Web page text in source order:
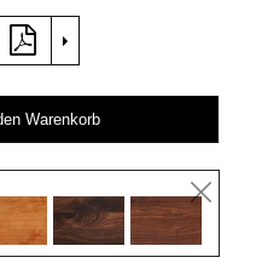
>
Warenkorb